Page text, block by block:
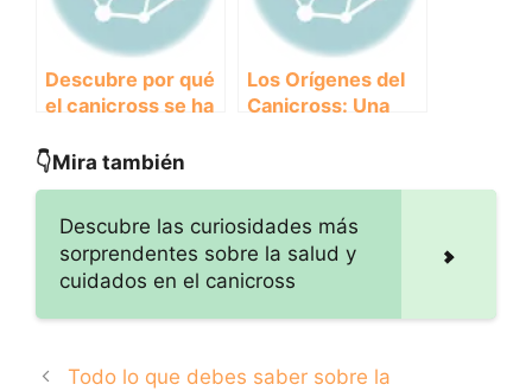
Descubre por qué
el canicross se ha
actividad favorita
Los Orígenes del
Canicross: Una
👇Mira también
Descubre las curiosidades más
sorprendentes sobre la salud y
cuidados en el canicross
Todo lo que debes saber sobre la